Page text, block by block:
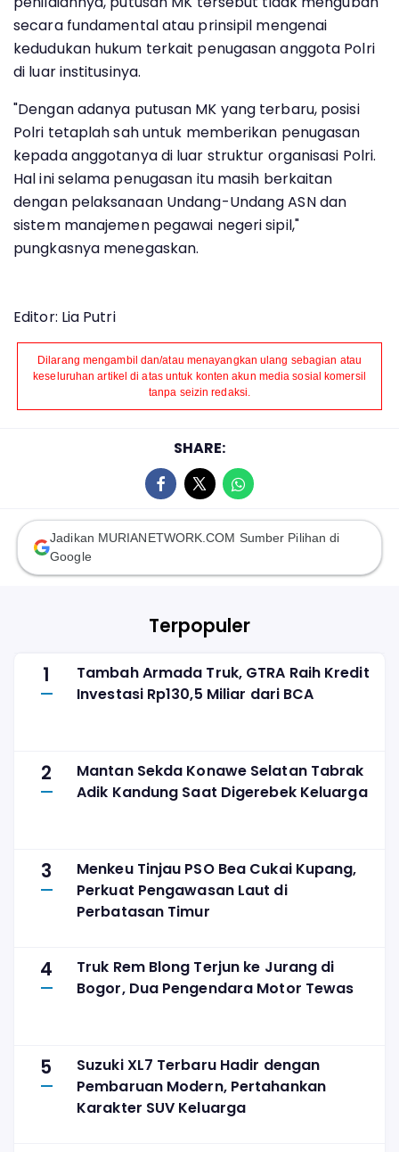
secara fundamental atau prinsipil mengenai
kedudukan hukum terkait penugasan anggota Polri
di luar institusinya.
"Dengan adanya putusan MK yang terbaru, posisi
Polri tetaplah sah untuk memberikan penugasan
kepada anggotanya di luar struktur organisasi Polri.
Hal ini selama penugasan itu masih berkaitan
dengan pelaksanaan Undang-Undang ASN dan
sistem manajemen pegawai negeri sipil,"
pungkasnya menegaskan.
Editor: Lia Putri
Dilarang mengambil dan/atau menayangkan ulang sebagian atau
keseluruhan artikel di atas untuk konten akun media sosial komersil
tanpa seizin redaksi.
SHARE:
Jadikan MURIANETWORK.COM Sumber Pilihan di
Google
Terpopuler
1
Tambah Armada Truk, GTRA Raih Kredit
Investasi Rp130,5 Miliar dari BCA
2
Mantan Sekda Konawe Selatan Tabrak
Adik Kandung Saat Digerebek Keluarga
3
Menkeu Tinjau PSO Bea Cukai Kupang,
Perkuat Pengawasan Laut di
Perbatasan Timur
4
Truk Rem Blong Terjun ke Jurang di
Bogor, Dua Pengendara Motor Tewas
5
Suzuki XL7 Terbaru Hadir dengan
Pembaruan Modern, Pertahankan
Karakter SUV Keluarga